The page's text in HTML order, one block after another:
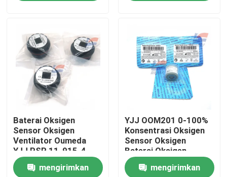
Pertunjukan VR
Tentang Kami
Tur Pabrik
Kontrol Kualitas
Hubungi Kami
Baterai Oksigen
Sensor Oksigen
Ventilator Oumeda
YJJ PSR 11-915-4
mengirimkan
YJJ OOM201 0-100%
Konsentrasi Oksigen
Sensor Oksigen
Baterai Oksigen
Anestesi Peralatan
Pernafasanmengirimkan